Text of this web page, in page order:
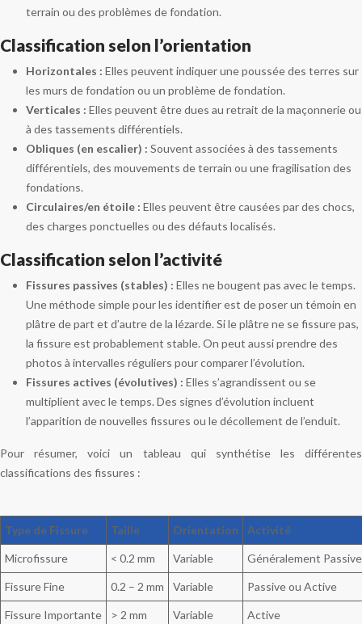
terrain ou des problèmes de fondation.
Classification selon l’orientation
Horizontales : Elles peuvent indiquer une poussée des terres sur
les murs de fondation ou un problème de fondation.
Verticales : Elles peuvent être dues au retrait de la maçonnerie ou
à des tassements différentiels.
Obliques (en escalier) : Souvent associées à des tassements
différentiels, des mouvements de terrain ou une fragilisation des
fondations.
Circulaires/en étoile : Elles peuvent être causées par des chocs,
des charges ponctuelles ou des défauts localisés.
Classification selon l’activité
Fissures passives (stables) : Elles ne bougent pas avec le temps.
Une méthode simple pour les identifier est de poser un témoin en
plâtre de part et d’autre de la lézarde. Si le plâtre ne se fissure pas,
la fissure est probablement stable. On peut aussi prendre des
photos à intervalles réguliers pour comparer l’évolution.
Fissures actives (évolutives) : Elles s’agrandissent ou se
multiplient avec le temps. Des signes d’évolution incluent
l’apparition de nouvelles fissures ou le décollement de l’enduit.
Pour résumer, voici un tableau qui synthétise les différentes
classifications des fissures :
Type de Fissure Taille Orientation Activité
Microfissure < 0.2 mm Variable Généralement Passive
Fissure Fine 0.2 – 2 mm Variable Passive ou Active
Fissure Importante > 2 mm Variable Active